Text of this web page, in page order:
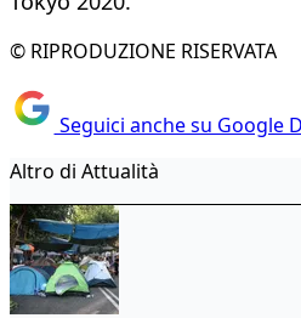
© RIPRODUZIONE RISERVATA
Seguici anche su Google
Altro di Attualità